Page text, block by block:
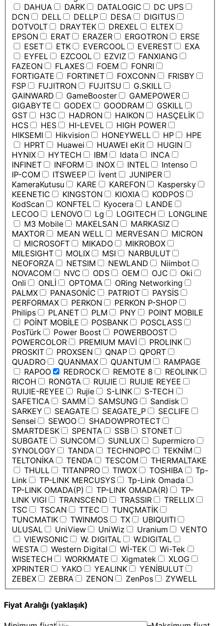
DAHUA
DARK DATALOGIC
DC UPS
DCN
DELL DELLP DESA
DIGITUS
DOTVOLT
DRAYTEK DREXEL
ELTEX
EPSON
ERAT ERAZER ERGOTRON
ERSE
ESET
ETK EVERCOOL EVEREST
EXA
EYFEL
EZCOOL EZVIZ
FANXIANG
FAZEON
FLAXES FOEM
FONRI
FORTIGATE
FORTINET FOXCONN
FRISBY
FSP
FUJITRON FUJITSU
G.SKILL
GAINWARD
GameBooster
GAMEPOWER
GIGABYTE
GODEX GOODRAM
GSKILL
GST
H3C HADRON HAIKON
HASÇELİK
HCS
HES HI-LEVEL
HIGH POWER
HIKSEMI
Hikvision HONEYWELL HP
HPE
HPRT
Huawei HUAWEI eKit
HUGIN
HYNIX
HYTECH IBM Idata
INCA
INFINET
INFORM INOX INTEL
Intenso
IP-COM
ITSWEEP İvent
JUNIPER
KameraKutusu
KARE KAREFON
Kaspersky
KEENETIC
KINGSTON KIOXIA
KODPOS
KodScan
KONFTEL Kyocera
LANDE
LECOO
LENOVO Lg LOGITECH
LONGLINE
M3 Mobile
MAKELSAN
MARKASIZ
MAXTOR
MEAN WELL MERVESAN
MICRON
MICROSOFT
MIKADO
MIKROBOX
MILESIGHT
MOLIX MSI
NARBULUT
NEOFORZA
NETSIM NEWLAND
Niimbot
NOVACOM
NVC ODS OEM OJC
Oki
Onli
ONLİ OPTOMA
ORing Networking
PALMX
PANASONİC PATRIOT
PAYSİS
PERFORMAX
PERKON
PERKON P-SHOP
Philips
PLANET PLM PNY
POINT MOBILE
POİNT MOBİLE
POSBANK
POSCLASS
PosTürk
Power Boost
POWERBOOST
POWERCOLOR
PREMIUM MAVİ
PROLINK
PROSKIT
PROXSEN QNAP
QPORT
QUADRO
QUANMAX QUANTUM
RAMPAGE
RAPOO
REDROCK REMOTE 8
REOLINK
RICOH
RONGTA RUIJIE
RUIJIE REYEE
RUIJIE-REYEE
Rujie S-LINK
S-TECH
SAFETICA
SAMM SAMSUNG
Sandisk
SARKEY
SEAGATE SEAGATE_P
SECLIFE
Sensei
SEWOO
SHADOWPROTECT
SMARTDESK
SPENTA SSB
STONET
SUBGATE
SUNCOM SUNLUX
Supermicro
SYNOLOGY
TANDA TECHNOPC
TEKNİM
TELTONİKA
TENDA TESCOM
THERMALTAKE
THULL
TITANPRO TIWOX TOSHIBA
Tp-
Link
TP-LINK MERCUSYS
Tp-Link Omada
TP-LINK OMADA(P)
TP-LINK OMADA(R)
TP-
LINK VIGI
TRANSCEND TRASSIR
TRELLIX
TSC
TSCAN TTEC
TUNÇMATİK
TUNCMATIK
TWINMOS TX
UBIQUITI
ULUSAL
UniView UniWiz Uranium
VENTO
VIEWSONIC
W. DIGITAL
W.DIGITAL
WESTA
Western Digital Wİ-TEK
Wi-Tek
WISETECH
WORKMATE Xigmatek
XLOG
XPRINTER
YAKO YEALINK
YENİBULUT
ZEBEX
ZEBRA ZENON ZenPos ZYWELL
Fiyat Aralığı (yaklaşık)